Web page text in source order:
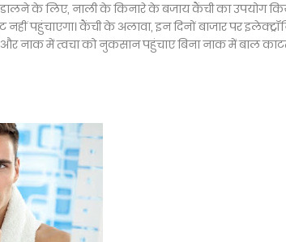
के लिए, नाली के किनारे के बजाय कैंची का उपयोग
पहुंचाएगा। कैंची के अलावा, इन दिनों बाजार पर
नाक में त्वचा को नुकसान पहुंचाए बिना नाक में बाल